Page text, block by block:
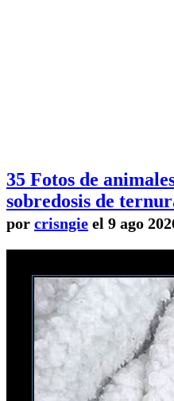
35 Fotos de
sobredosis de
por crisngie el 9 ago